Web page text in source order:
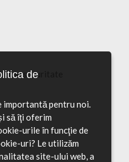
in securitate
de
pentru noi.
să îţi oferim
urile în funcţie de
uri? Le utilizăm
site-ului web, a